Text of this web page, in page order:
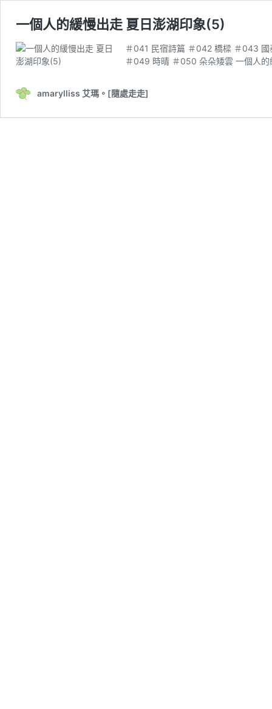
一個人的緩慢出走 夏日澎湖印象(5)
＃041 民宿詩篇 ＃042 橋樑 ＃043
＃049 時晴 ＃050 朵朵矮雲 一個人
amarylliss 艾瑪。[隨處走走]